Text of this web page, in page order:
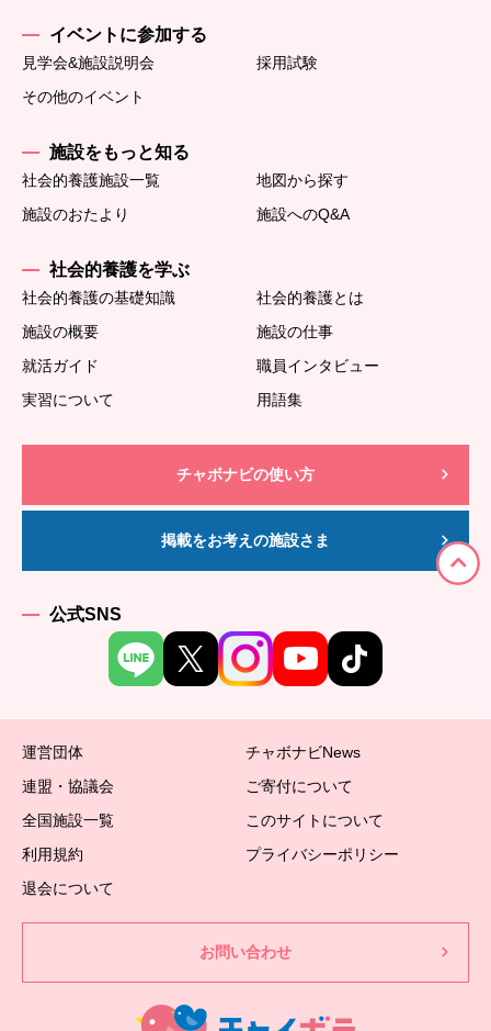
イベントに参加する
見学会&施設説明会
採用試験
その他のイベント
施設をもっと知る
社会的養護施設一覧
地図から探す
施設のおたより
施設へのQ&A
社会的養護を学ぶ
社会的養護の基礎知識
社会的養護とは
施設の概要
施設の仕事
就活ガイド
職員インタビュー
実習について
用語集
チャボナビの使い方
掲載をお考えの施設さま
公式SNS
運営団体
チャボナビNews
連盟・協議会
ご寄付について
全国施設一覧
このサイトについて
利用規約
プライバシーポリシー
退会について
お問い合わせ